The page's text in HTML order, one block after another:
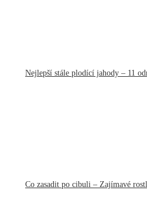
Nejlepší stále plodící jahody – 11
Co zasadit po cibuli – Zajímavé